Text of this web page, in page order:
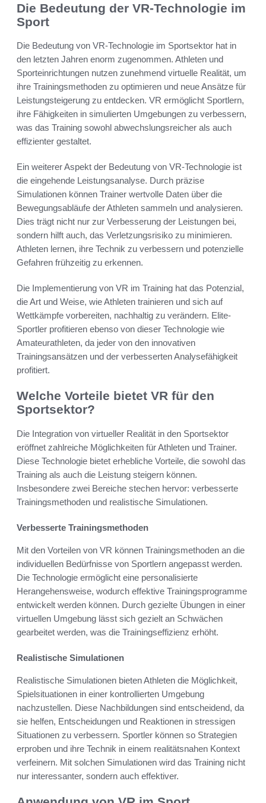
Die Bedeutung der VR-Technologie im
Sport
Die Bedeutung von VR-Technologie im Sportsektor hat in
den letzten Jahren enorm zugenommen. Athleten und
Sporteinrichtungen nutzen zunehmend virtuelle Realität, um
ihre Trainingsmethoden zu optimieren und neue Ansätze für
Leistungsteigerung zu entdecken. VR ermöglicht Sportlern,
ihre Fähigkeiten in simulierten Umgebungen zu verbessern,
was das Training sowohl abwechslungsreicher als auch
effizienter gestaltet.
Ein weiterer Aspekt der Bedeutung von VR-Technologie ist
die eingehende Leistungsanalyse. Durch präzise
Simulationen können Trainer wertvolle Daten über die
Bewegungsabläufe der Athleten sammeln und analysieren.
Dies trägt nicht nur zur Verbesserung der Leistungen bei,
sondern hilft auch, das Verletzungsrisiko zu minimieren.
Athleten lernen, ihre Technik zu verbessern und potenzielle
Gefahren frühzeitig zu erkennen.
Die Implementierung von VR im Training hat das Potenzial,
die Art und Weise, wie Athleten trainieren und sich auf
Wettkämpfe vorbereiten, nachhaltig zu verändern. Elite-
Sportler profitieren ebenso von dieser Technologie wie
Amateurathleten, da jeder von den innovativen
Trainingsansätzen und der verbesserten Analysefähigkeit
profitiert.
Welche Vorteile bietet VR für den
Sportsektor?
Die Integration von virtueller Realität in den Sportsektor
eröffnet zahlreiche Möglichkeiten für Athleten und Trainer.
Diese Technologie bietet erhebliche Vorteile, die sowohl das
Training als auch die Leistung steigern können.
Insbesondere zwei Bereiche stechen hervor: verbesserte
Trainingsmethoden und realistische Simulationen.
Verbesserte Trainingsmethoden
Mit den Vorteilen von VR können Trainingsmethoden an die
individuellen Bedürfnisse von Sportlern angepasst werden.
Die Technologie ermöglicht eine personalisierte
Herangehensweise, wodurch effektive Trainingsprogramme
entwickelt werden können. Durch gezielte Übungen in einer
virtuellen Umgebung lässt sich gezielt an Schwächen
gearbeitet werden, was die Trainingseffizienz erhöht.
Realistische Simulationen
Realistische Simulationen bieten Athleten die Möglichkeit,
Spielsituationen in einer kontrollierten Umgebung
nachzustellen. Diese Nachbildungen sind entscheidend, da
sie helfen, Entscheidungen und Reaktionen in stressigen
Situationen zu verbessern. Sportler können so Strategien
erproben und ihre Technik in einem realitätsnahen Kontext
verfeinern. Mit solchen Simulationen wird das Training nicht
nur interessanter, sondern auch effektiver.